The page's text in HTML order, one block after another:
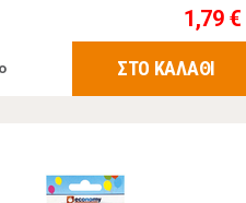
1,79 €
ΣΤΟ ΚΑΛΑΘΙ